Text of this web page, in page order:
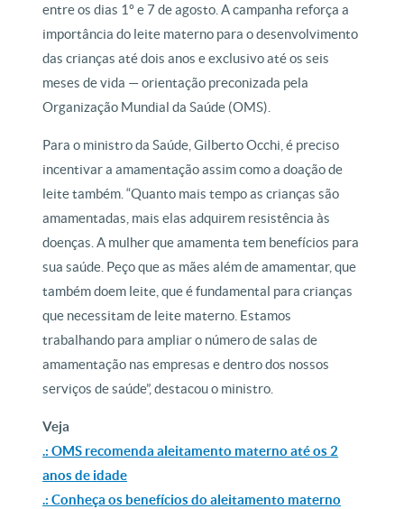
entre os dias 1º e 7 de agosto. A campanha reforça a
importância do leite materno para o desenvolvimento
das crianças até dois anos e exclusivo até os seis
meses de vida — orientação preconizada pela
Organização Mundial da Saúde (OMS).
Para o ministro da Saúde, Gilberto Occhi, é preciso
incentivar a amamentação assim como a doação de
leite também. “Quanto mais tempo as crianças são
amamentadas, mais elas adquirem resistência às
doenças. A mulher que amamenta tem benefícios para
sua saúde. Peço que as mães além de amamentar, que
também doem leite, que é fundamental para crianças
que necessitam de leite materno. Estamos
trabalhando para ampliar o número de salas de
amamentação nas empresas e dentro dos nossos
serviços de saúde”, destacou o ministro.
Veja
.: OMS recomenda aleitamento materno até os 2
anos de idade
.: Conheça os benefícios do aleitamento materno